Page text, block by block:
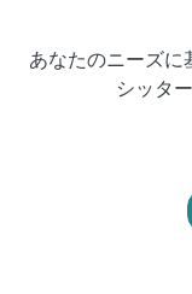
あなたのニーズに
シッタ